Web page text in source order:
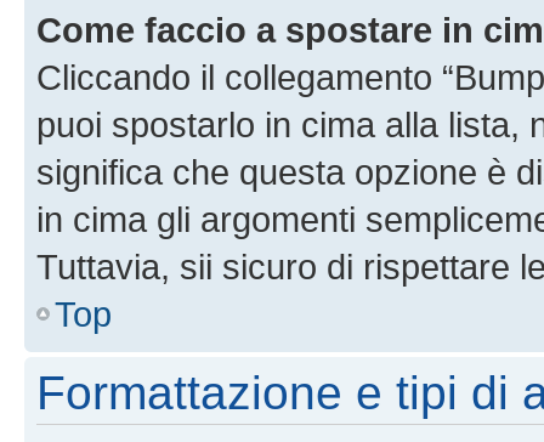
Come faccio a spostare in
Cliccando il collegamento
puoi spostarlo in cima alla lista,
significa che questa opzione è
in cima gli argomenti
Tuttavia, sii sicuro di rispettare
Top
Formattazione e tipi di